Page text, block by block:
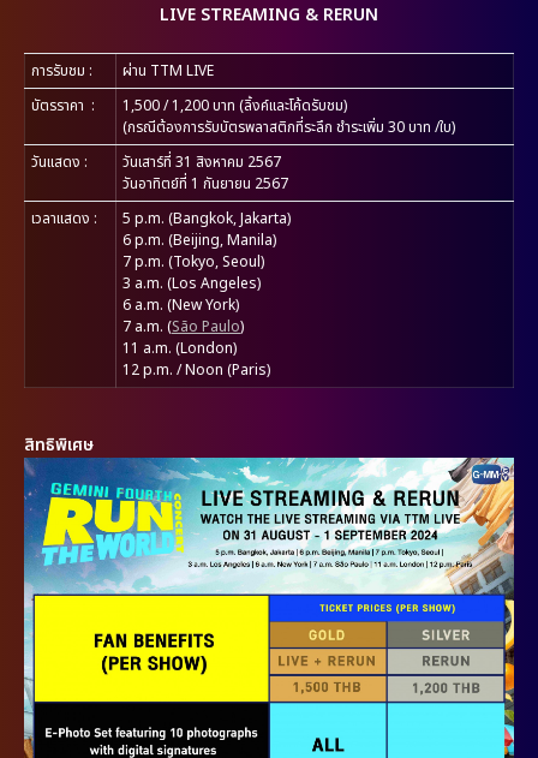
LIVE STREAMING & RERUN
การรับชม :
ผ่าน TTM LIVE
บัตรราคา :
1,500 / 1,200 บาท (ลิ้งค์และโค้ดรับชม)
(กรณีต้องการรับบัตรพลาสติกที่ระลึก ชำระเพิ่ม 30 บาท /ใบ)
วันแสดง :
วันเสาร์ที่ 31 สิงหาคม 2567
วันอาทิตย์ที่ 1 กันยายน 2567
เวลาแสดง :
5 p.m. (Bangkok, Jakarta)
6 p.m. (Beijing, Manila)
7 p.m. (Tokyo, Seoul)
3 a.m. (Los Angeles)
6 a.m. (New York)
7 a.m. (São Paulo)
11 a.m. (London)
12 p.m. / Noon (Paris)
สิทธิพิเศษ